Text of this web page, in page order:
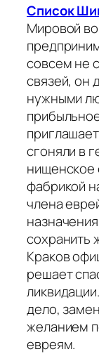
Список
Мировой
совсем не
связей, он
нужными
сгоняли в
нищенское
фабрикой
члена
сохранить
Краков
решает
дело,
желанием
евреям.